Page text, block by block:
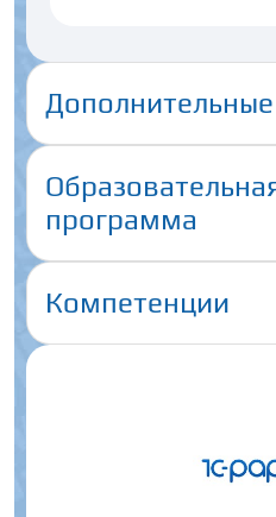
программа
Компетенции